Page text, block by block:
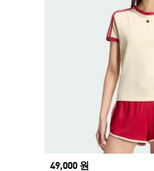
Price
49,000 원